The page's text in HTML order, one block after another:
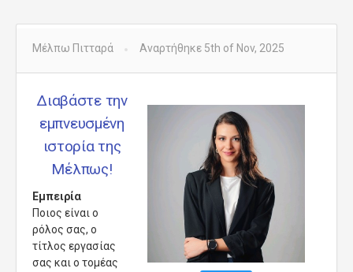
Μέλπω Πιτταρά Αναρτήθηκε 5th of Nov, 2025
Διαβάστε την
εμπνευσμένη
ιστορία της
Μέλπως!
Εμπειρία
Ποιος είναι ο
ρόλος σας, ο
τίτλος εργασίας
σας και ο τομέας